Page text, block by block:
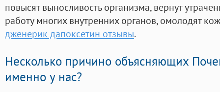
повысят выносливость организма, вернут
работу многих внутренних органов, омолодят
дженерик дапоксетин отзывы.
Несколько причино объясняющих
именно у нас?